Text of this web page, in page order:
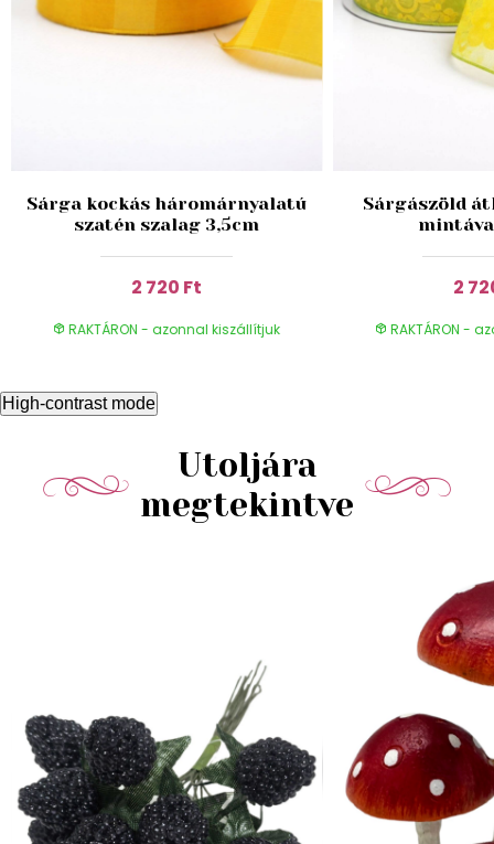
Sárga kockás háromárnyalatú
szatén szalag 3,5cm
2 720 Ft
RAKTÁRON - azonnal kiszállítjuk
Sárgászöld
2
RAKTÁRON -
High-contrast mode
Utoljára
megtekintve